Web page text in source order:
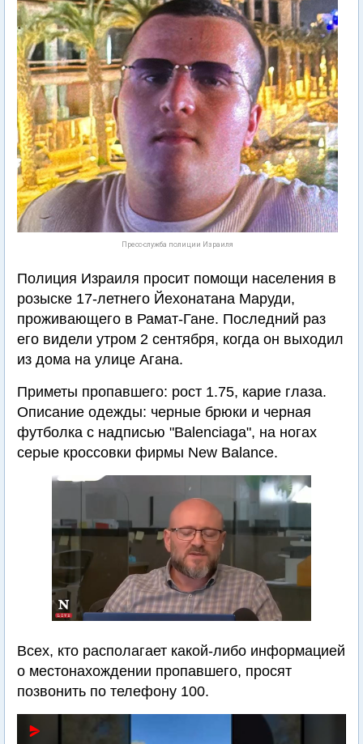
Пресс-служба полиции Израиля
Полиция Израиля просит помощи населения в
розыске 17-летнего Йехонатана Маруди,
проживающего в Рамат-Гане. Последний раз
его видели утром 2 сентября, когда он выходил
из дома на улице Агана.
Приметы пропавшего: рост 1.75, карие глаза.
Описание одежды: черные брюки и черная
футболка с надписью "Balenciaga", на ногах
серые кроссовки фирмы New Balance.
Всех, кто располагает какой-либо информацией
о местонахождении пропавшего, просят
позвонить по телефону 100.